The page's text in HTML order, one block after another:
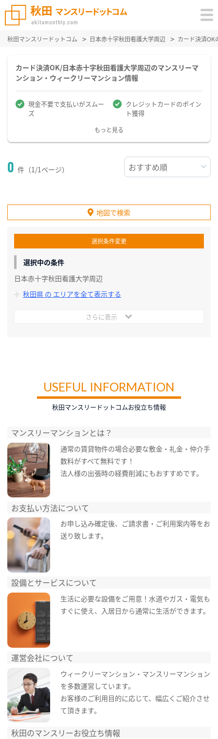
秋田マンスリードットコム 日本赤十字秋田看護大学周辺 カード決済OK
カード決済OK/日本赤十字秋田看護大学周辺のマンスリーマ
ンション・ウィークリーマンション情報
現金不要で支払いがスムー
ズ
クレジットカードのポイン
ト獲得
もっと見る
0 件（1/1ページ）
地図で検索
選択条件変更
選択中の条件
日本赤十字秋田看護大学周辺
秋田県 の エリアを全て表示する
さらに表示
USEFUL INFORMATION
秋田マンスリードットコムお役立ち情報
マンスリーマンションとは？
通常の賃貸物件の場合必要な敷金・礼金・仲介手
数料がすべて無料です！
法人様の出張時の経費削減にもおすすめです。
お支払い方法について
お申し込み確定後、ご請求書・ご利用案内等をお
送り致します。
設備とサービスについて
生活に必要な設備をご用意！水道やガス・電気も
すぐに使え、入居日から通常に生活ができます。
運営会社について
ウィークリーマンション・マンスリーマンション
を多数運営しています。
お客様のご利用目的に応じて、幅広くご紹介させ
て頂きます。
秋田のマンスリーお役立ち情報